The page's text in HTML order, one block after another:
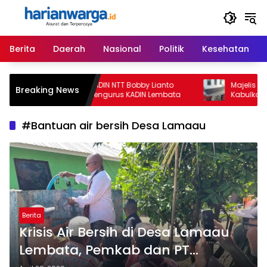
Langsung
Berita
Daerah Nasional Politik Kesehatan
Breaking News
Ketua Umum KADIN NTT Bobby Lianto
Lantik Badan Pengurus KADIN Lembata
Majelis Hakim
Kabulkan
Gugatan David
#Bantuan air bersih Desa Lamaau
Berita
Krisis Air Bersih di Desa Lamaau
Lembata, Pemkab dan PT